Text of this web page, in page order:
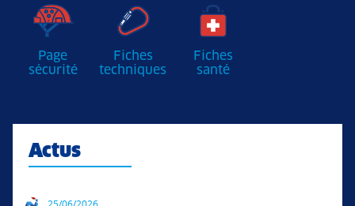
Page
sécurité
Fiches
techniques
Fiches
santé
Actus